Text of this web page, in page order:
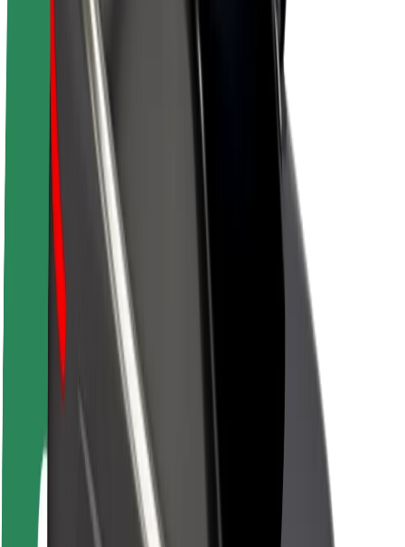
Franquicias
Empresa
Trabaja con nosotros
Acerca de Bolt
Sostenibilidad en Bolt
Project Zero
Blog
Sala de prensa
Directrices de la marca
Misión
Relación con inversores
Liderazgo
Fondo Urbano
Seguridad para usuarios